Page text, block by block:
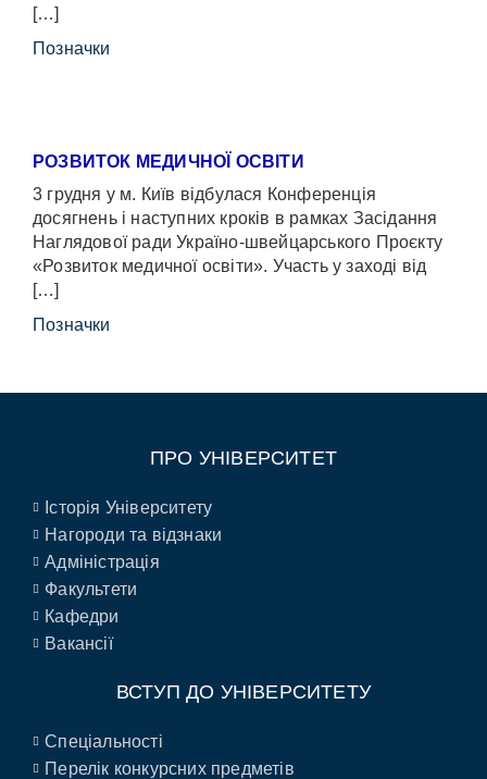
[…]
Позначки
РОЗВИТОК МЕДИЧНОЇ ОСВІТИ
3 грудня у м. Київ відбулася Конференція
досягнень і наступних кроків в рамках Засідання
Наглядової ради Україно-швейцарського Проєкту
«Розвиток медичної освіти». Участь у заході від
[…]
Позначки
ПРО УНІВЕРСИТЕТ
Історія Університету
Нагороди та відзнаки
Адміністрація
Факультети
Кафедри
Вакансії
ВСТУП ДО УНІВЕРСИТЕТУ
Спеціальності
Перелік конкурсних предметів